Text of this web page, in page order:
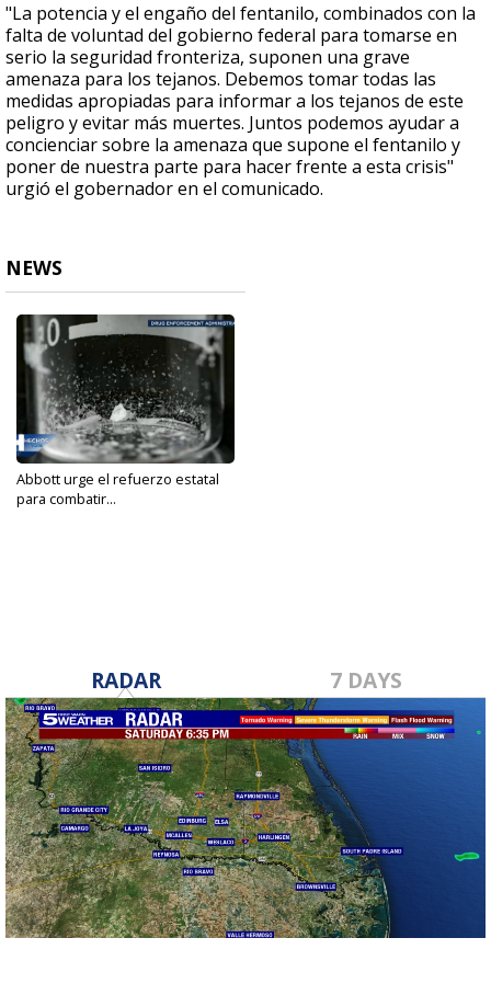
"La potencia y el engaño del fentanilo, combinados con la
falta de voluntad del gobierno federal para tomarse en
serio la seguridad fronteriza, suponen una grave
amenaza para los tejanos. Debemos tomar todas las
medidas apropiadas para informar a los tejanos de este
peligro y evitar más muertes. Juntos podemos ayudar a
concienciar sobre la amenaza que supone el fentanilo y
poner de nuestra parte para hacer frente a esta crisis"
urgió el gobernador en el comunicado.
NEWS
Abbott urge el refuerzo estatal
para combatir...
RADAR 7 DAYS